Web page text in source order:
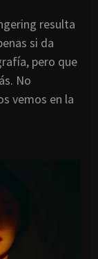
resulta
si da
pero que
No
vemos en la